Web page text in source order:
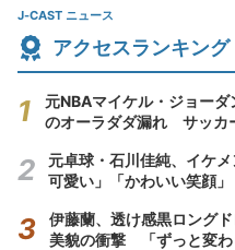
J-CAST ニュース
アクセスランキング
元NBAマイケル・ジョー
のオーラダダ漏れ サッカ
元卓球・石川佳純、イケ
可愛い」「かわいい笑顔
伊藤蘭、透け感黒ロング
美貌の衝撃 「ずっと変わ